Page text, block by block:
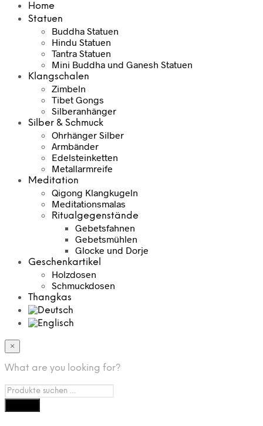
Home
Statuen
Buddha Statuen
Hindu Statuen
Tantra Statuen
Mini Buddha und Ganesh Statuen
Klangschalen
Zimbeln
Tibet Gongs
Silberanhänger
Silber & Schmuck
Ohrhänger Silber
Armbänder
Edelsteinketten
Metallarmreife
Meditation
Qigong Klangkugeln
Meditationsmalas
Ritualgegenstände
Gebetsfahnen
Gebetsmühlen
Glocke und Dorje
Geschenkartikel
Holzdosen
Schmuckdosen
Thangkas
×
What are you looking for?